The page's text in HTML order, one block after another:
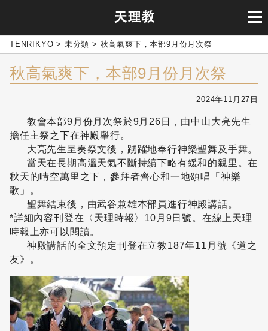
TENRIKYO > 未分類 > 秋高氣爽下，本部9月份月次祭
秋高氣爽下，本部9月份月次祭
2024年11月27日
教會本部9月份月次祭於9月26日，由中山大亮先生
擔任主祭之下在神殿舉行。
大亮先生呈奏祭文後，踴躍地奉行神樂聖舞及手舞。
當天在長期高溫天氣不斷持續下略有緩和的親里。在
秋天的晴空萬里之下，參拜者齊心和一地頌唱「神樂
歌」。
聖舞結束後，由武谷兼雄本部員進行神殿講話。
*詳細內容刊登在〈天理時報〉10月9日號。在線上天理
時報上亦可以閱讀。
神殿講話的全文預定刊登在立教187年11月號《道之
友》。